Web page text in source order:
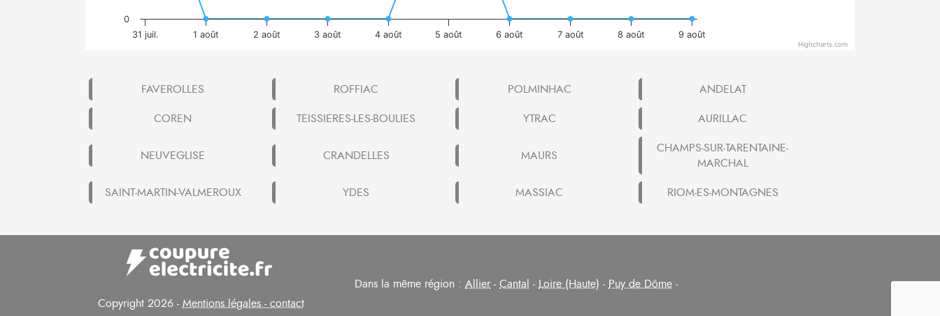
31 juil. 1 août 2 août 3 août 4 août 5 août 6 août 7 août 8 août 9 août
0
Highcharts.com
FAVEROLLES ROFFIAC POLMINHAC
ANDELAT
COREN
TEISSIERES-LES-BOULIES YTRAC AURILLAC
NEUVEGLISE CRANDELLES MAURS
CHAMPS-SUR-TARENTAINE-
MARCHAL
SAINT-MARTIN-VALMEROUX
YDES MASSIAC RIOM-ES-MONTAGNES
Copyright 2026 -Mentions légales - contact
Dans la même région : Allier -Cantal -Loire (Haute) -Puy de Dôme -